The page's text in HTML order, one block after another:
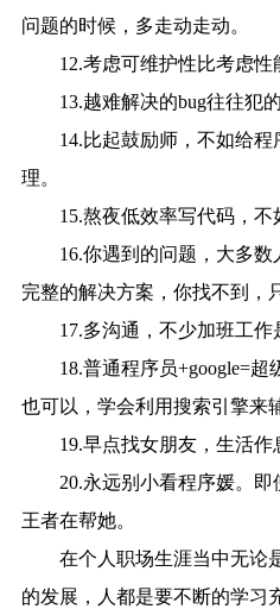
问题的时候，多走动走动。
12.考虑可维护性比考虑性
13.越难解决的bug往往犯
14.比起鼓励师，不如给
理。
15.熬夜低效率写代码，不
16.你遇到的问题，大多
完整的解决方案，你找不到，
17.多沟通，不少加班工作
18.普通程序员+google=
也可以，学会利用搜索引擎来
19.早点找女朋友，生活
20.永远别小看程序媛。
王者在帮她。
在个人职场生涯当中无论
的发展，人都是要不断的学习